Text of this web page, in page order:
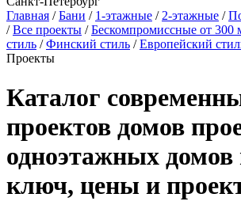
Главная /Бани / 1-этажные / 2-этажные /
/Все проекты /Бескомпромиссные от 300
стиль /Финский стиль /Европейский
Проекты
Каталог
проектов домов
одноэтажных домов
ключ, цены и